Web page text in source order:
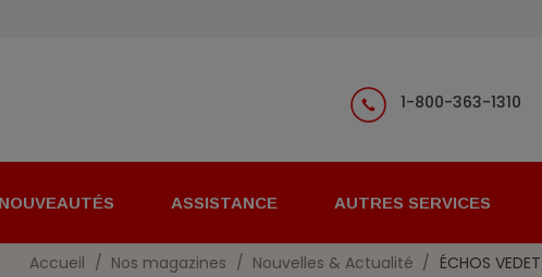
1-800-363-1310
NOUVEAUTÉS ASSISTANCE AUTRES SERVICES
Accueil Nos magazines Nouvelles & Actualité ÉCHOS